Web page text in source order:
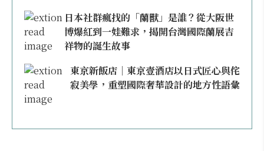
日本社群瘋找的「蘭獸」是誰？從大阪世
博爆紅到一娃難求，揭開台灣國際蘭展吉
祥物的誕生故事
東京新飯店｜東京壹酒店以日式匠心與侘
寂美學，重塑國際奢華設計的地方性語彙